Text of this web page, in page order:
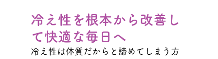
冷え性を根本から改善し
て快適な毎日へ
冷え性は体質だからと諦めてしまう方